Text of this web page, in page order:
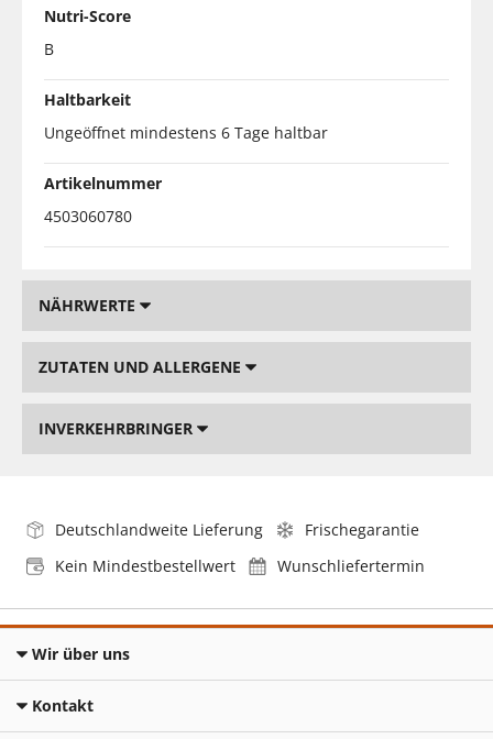
Nutri-Score
B
Haltbarkeit
Ungeöffnet mindestens 6 Tage haltbar
Artikelnummer
4503060780
NÄHRWERTE
ZUTATEN UND ALLERGENE
INVERKEHRBRINGER
Deutschlandweite Lieferung
Frischegarantie
Kein Mindestbestellwert
Wunschliefertermin
Wir über uns
Kontakt